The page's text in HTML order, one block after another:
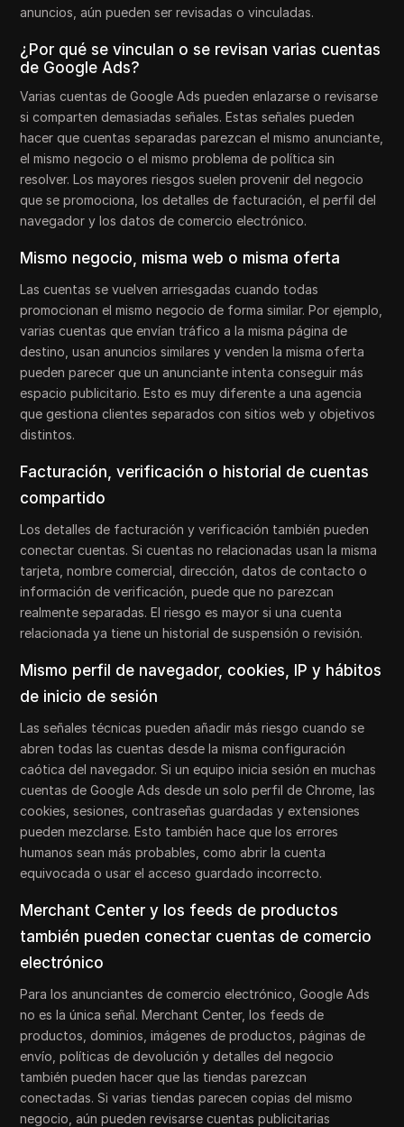
anuncios, aún pueden ser revisadas o vinculadas.
¿Por qué se vinculan o se revisan varias cuentas
de Google Ads?
Varias cuentas de Google Ads pueden enlazarse o revisarse
si comparten demasiadas señales. Estas señales pueden
hacer que cuentas separadas parezcan el mismo anunciante,
el mismo negocio o el mismo problema de política sin
resolver. Los mayores riesgos suelen provenir del negocio
que se promociona, los detalles de facturación, el perfil del
navegador y los datos de comercio electrónico.
Mismo negocio, misma web o misma oferta
Las cuentas se vuelven arriesgadas cuando todas
promocionan el mismo negocio de forma similar. Por ejemplo,
varias cuentas que envían tráfico a la misma página de
destino, usan anuncios similares y venden la misma oferta
pueden parecer que un anunciante intenta conseguir más
espacio publicitario. Esto es muy diferente a una agencia
que gestiona clientes separados con sitios web y objetivos
distintos.
Facturación, verificación o historial de cuentas
compartido
Los detalles de facturación y verificación también pueden
conectar cuentas. Si cuentas no relacionadas usan la misma
tarjeta, nombre comercial, dirección, datos de contacto o
información de verificación, puede que no parezcan
realmente separadas. El riesgo es mayor si una cuenta
relacionada ya tiene un historial de suspensión o revisión.
Mismo perfil de navegador, cookies, IP y hábitos
de inicio de sesión
Las señales técnicas pueden añadir más riesgo cuando se
abren todas las cuentas desde la misma configuración
caótica del navegador. Si un equipo inicia sesión en muchas
cuentas de Google Ads desde un solo perfil de Chrome, las
cookies, sesiones, contraseñas guardadas y extensiones
pueden mezclarse. Esto también hace que los errores
humanos sean más probables, como abrir la cuenta
equivocada o usar el acceso guardado incorrecto.
Merchant Center y los feeds de productos
también pueden conectar cuentas de comercio
electrónico
Para los anunciantes de comercio electrónico, Google Ads
no es la única señal. Merchant Center, los feeds de
productos, dominios, imágenes de productos, páginas de
envío, políticas de devolución y detalles del negocio
también pueden hacer que las tiendas parezcan
conectadas. Si varias tiendas parecen copias del mismo
negocio, aún pueden revisarse cuentas publicitarias